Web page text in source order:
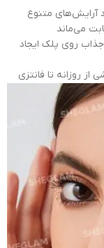
آرایش‌های متنوع
می‌ماند
روی پلک ایجاد
روزانه تا فانتزی